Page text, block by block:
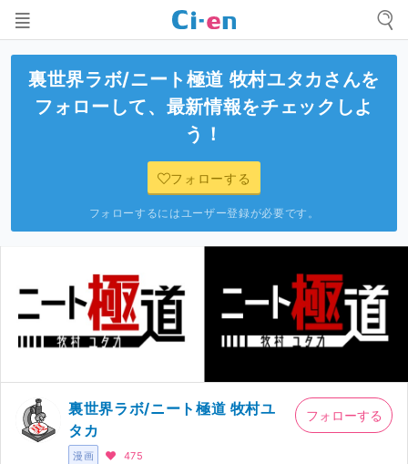
裏世界ラボ/ニート極道 牧村ユタカ さんを
フォローして、最新情報をチェックしよ
う！
フォローする
フォローするにはユーザー登録が必要です。
漫画
裏世界ラボ/ニート極道 牧村ユ
タカ
475
フォローする